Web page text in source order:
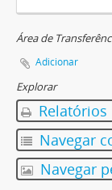
Área de
Adicionar
Explorar
Relatórios
Navegar
Navegar